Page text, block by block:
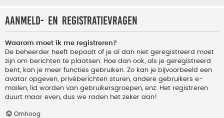
Aanmeld- en registratievragen
Waarom moet ik me registreren?
De beheerder heeft bepaalt of je al dan niet geregistreerd moet
zijn om berichten te plaatsen. Hoe dan ook, als je geregistreerd
bent, kan je meer functies gebruiken. Zo kan je bijvoorbeeld een
avatar opgeven, privéberichten sturen, andere gebruikers e-
mailen, lid worden van gebruikersgroepen, enz. Het registreren
duurt maar even, dus we raden het zeker aan!
Omhoog